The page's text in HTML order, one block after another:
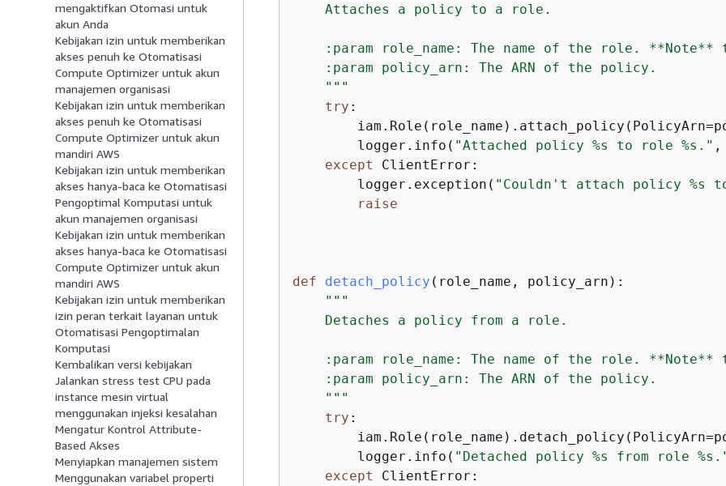
mengaktifkan Otomasi untuk
akun Anda
Kebijakan izin untuk memberikan
akses penuh ke Otomatisasi
Compute Optimizer untuk akun
manajemen organisasi
Kebijakan izin untuk memberikan
akses penuh ke Otomatisasi
Compute Optimizer untuk akun
mandiri AWS
Kebijakan izin untuk memberikan
akses hanya-baca ke Otomatisasi
Pengoptimal Komputasi untuk
akun manajemen organisasi
Kebijakan izin untuk memberikan
akses hanya-baca ke Otomatisasi
Compute Optimizer untuk akun
mandiri AWS
Kebijakan izin untuk memberikan
izin peran terkait layanan untuk
Otomatisasi Pengoptimalan
Komputasi
Kembalikan versi kebijakan
Jalankan stress test CPU pada
instance mesin virtual
menggunakan injeksi kesalahan
Mengatur Kontrol Attribute-
Based Akses
Menyiapkan manajemen sistem
Menggunakan variabel properti
    Attaches a policy to a role.
:param role_name: The name of the role. **Note**
    :param policy_arn: The ARN of the policy.
    """
try :
        logger.info(
"Attached policy %s to role %s." ,
except ClientError:
        logger.exception(
"Couldn't attach policy %s
raise
def detach_policy ( role_name, policy_arn ):
"""
    Detaches a policy from a role.
:param role_name: The name of the role. **Note**
    :param policy_arn: The ARN of the policy.
    """
try :
        logger.info(
"Detached policy %s from role
except ClientError: